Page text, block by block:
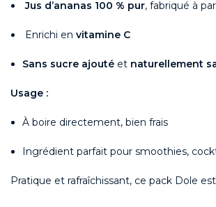
Jus d’ananas 100 % pur, fabriqué à
Enrichi en vitamine C
Sans sucre ajouté et naturellement
Usage :
À boire directement, bien frais
Ingrédient parfait pour smoothies,
Pratique et rafraîchissant, ce pack Dole